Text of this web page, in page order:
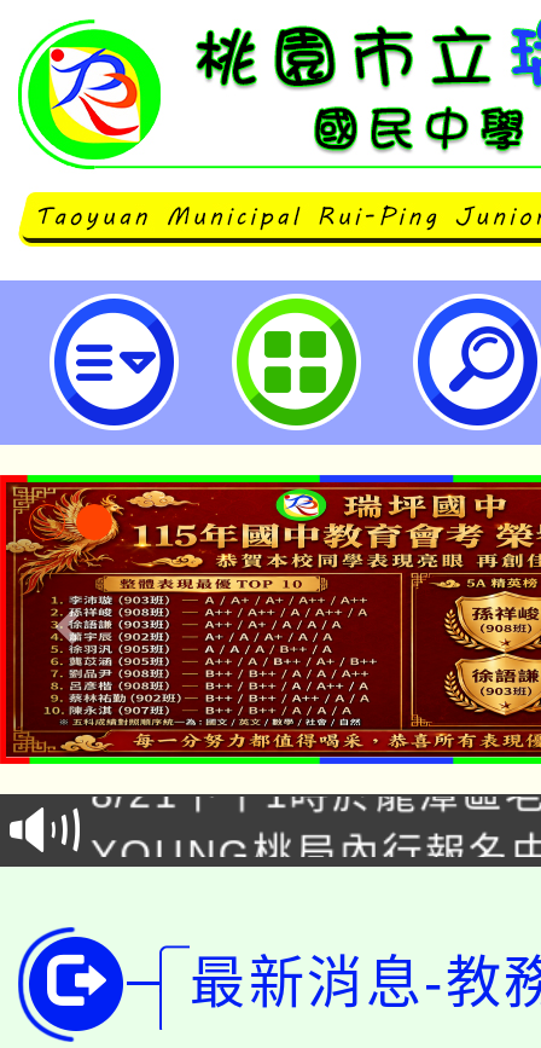
清大「114年中小學雙語教學在職
班」-桃園市立瑞坪國民中學
「本色祭」8/29、30在
8/21下午1時於龍潭區
徵才活動。
YOUNG桃局內行報名
開!
115年桃園市運動會8/
田徑場及游泳池舉行。
桃園市低收入戶享有免
最新消息-教